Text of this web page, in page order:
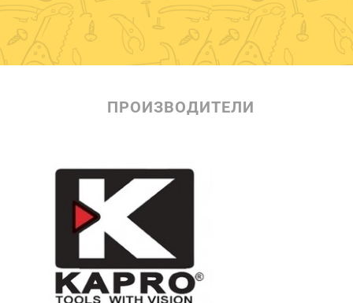
ПРОИЗВОДИТЕЛИ